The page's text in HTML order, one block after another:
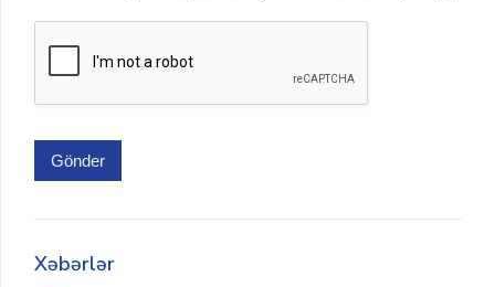
Gönder
Xəbərlər